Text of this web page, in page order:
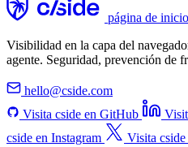
página de
Visibilidad en la capa del
agente. Seguridad, prevención de
hello@cside.com
Visita cside en GitHub
cside en Instagram
Visita